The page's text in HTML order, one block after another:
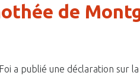
de
a publié une déclaration sur